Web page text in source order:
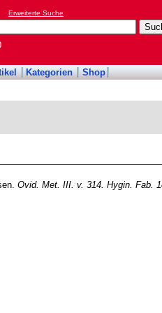
Erweiterte Suche
Kategorien Shop
Ovid. Met. III. v. 314. Hygin. Fab.